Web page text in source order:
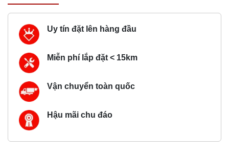
Uy tín đặt lên hàng đầu
Miễn phí lắp đặt < 15km
Vận chuyển toàn quốc
Hậu mãi chu đáo